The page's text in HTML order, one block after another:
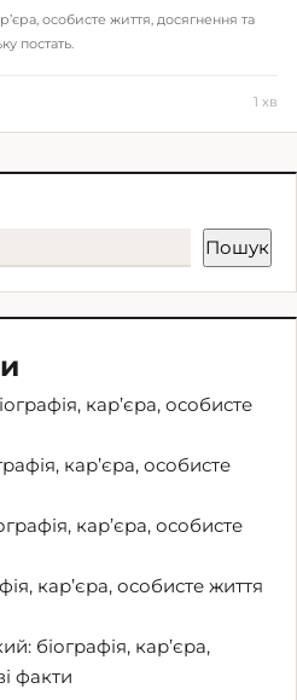
особисте життя, досягнення та
постать.
1 хв
Пошук
кар’єра, особисте
кар’єра, особисте
кар’єра, особисте
кар’єра, особисте життя
біографія, кар’єра,
факти